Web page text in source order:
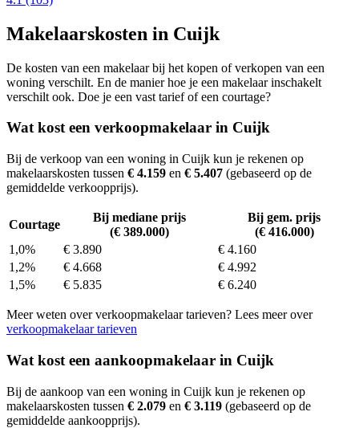
Makelaarskosten in Cuijk
De kosten van een makelaar bij het kopen of verkopen van een
woning verschilt. En de manier hoe je een makelaar inschakelt
verschilt ook. Doe je een vast tarief of een courtage?
Wat kost een verkoopmakelaar in Cuijk
Bij de verkoop van een woning in Cuijk kun je rekenen op
makelaarskosten tussen € 4.159 en € 5.407 (gebaseerd op de
gemiddelde verkoopprijs).
Courtage
Bij mediane prijs
(€ 389.000)
Bij gem. prijs
(€ 416.000)
1,0%
€ 3.890
€ 4.160
1,2%
€ 4.668
€ 4.992
1,5%
€ 5.835 € 6.240
Meer weten over verkoopmakelaar tarieven? Lees meer over
verkoopmakelaar tarieven
Wat kost een aankoopmakelaar in Cuijk
Bij de aankoop van een woning in Cuijk kun je rekenen op
makelaarskosten tussen € 2.079 en € 3.119 (gebaseerd op de
gemiddelde aankoopprijs).